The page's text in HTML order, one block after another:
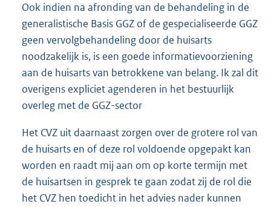
Ook indien na afronding van de behandeling in de
generalistische Basis GGZ of de gespecialiseerde GGZ
geen vervolgbehandeling door de huisarts
noodzakelijk is, is een goede informatievoorziening
aan de huisarts van betrokkene van belang. Ik zal dit
overigens expliciet agenderen in het bestuurlijk
overleg met de GGZ-sector
Het CVZ uit daarnaast zorgen over de grotere rol van
de huisarts en of deze rol voldoende opgepakt kan
worden en raadt mij aan om op korte termijn met
de huisartsen in gesprek te gaan zodat zij de rol die
het CVZ hen toedicht in het advies nader kunnen